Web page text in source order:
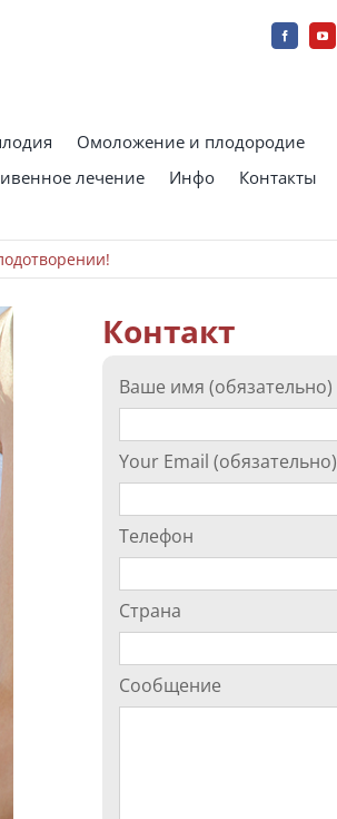
Омоложение и плодородие
лечение
Инфо Контакты
Контакт
Ваше имя (обязательно)
Your Email (обязательно)
Телефон
Страна
Сообщение